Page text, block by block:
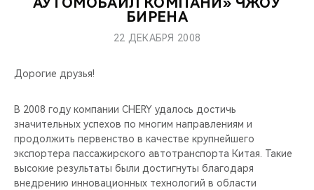
НОВИНКИ
CHERY CONNECT
ЛЮДИ CHERY
БЛАГОТВОРИТЕЛЬНОСТЬ
БИРЕНА
22 ДЕКАБРЯ 2008
Дорогие друзья!
В 2008 году компании CHERY удалось достичь
значительных успехов по многим направлениям и
продолжить первенство в качестве крупнейшего
экспортера пассажирского автотранспорта Китая. Такие
высокие результаты были достигнуты благодаря
внедрению инновационных технологий в области